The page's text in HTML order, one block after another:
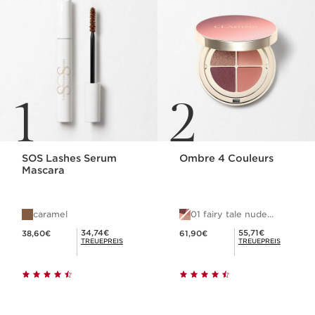
1
SOS Lashes Serum
Mascara
caramel
38,60€ Mitgliederpreis 34,74€
34,74€
TREUEPREIS
2
Ombre 4 Couleurs
01 fairy tale nude
61,90€ Mitgliederpreis 55,71€
55,71€
TREUEPREIS